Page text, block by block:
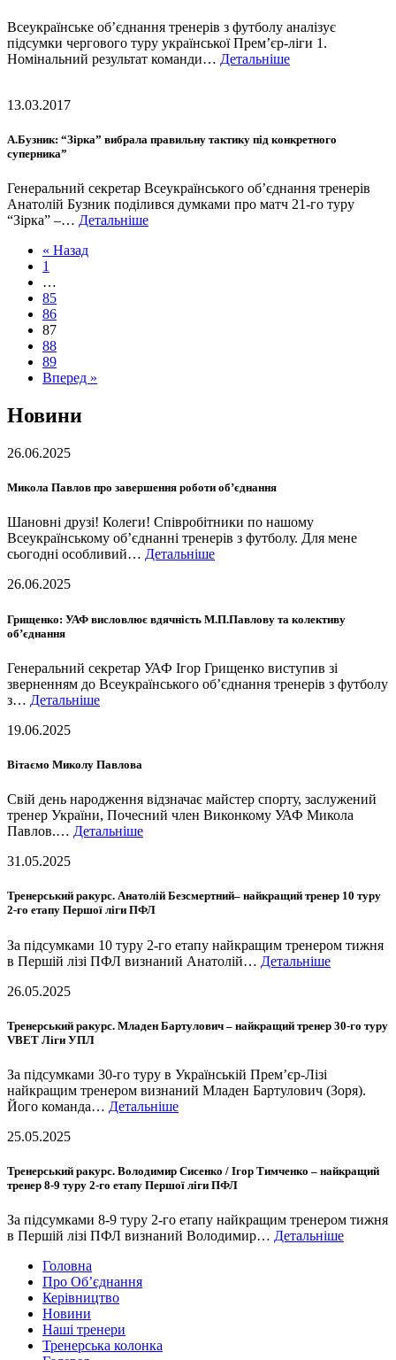
Всеукраїнське об’єднання тренерів з футболу аналізує
підсумки чергового туру української Прем’єр-ліги 1.
Номінальний результат команди… Детальніше
13.03.2017
А.Бузник: “Зірка” вибрала правильну тактику під конкретного
суперника”
Генеральний секретар Всеукраїнського об’єднання тренерів
Анатолій Бузник поділився думками про матч 21-го туру
“Зірка” –… Детальніше
« Назад
1
…
85
86
87
88
89
Вперед »
Новини
26.06.2025
Микола Павлов про завершення роботи об’єднання
Шановні друзі! Колеги! Співробітники по нашому
Всеукраїнському об’єднанні тренерів з футболу. Для мене
сьогодні особливий… Детальніше
26.06.2025
Грищенко: УАФ висловлює вдячність М.П.Павлову та колективу
об’єднання
Генеральний секретар УАФ Ігор Грищенко виступив зі
зверненням до Всеукраїнського об’єднання тренерів з футболу
з… Детальніше
19.06.2025
Вітаємо Миколу Павлова
Свій день народження відзначає майстер спорту, заслужений
тренер України, Почесний член Виконкому УАФ Микола
Павлов.… Детальніше
31.05.2025
Тренерський ракурс. Анатолій Безсмертний– найкращий тренер 10 туру
2-го етапу Першої ліги ПФЛ
За підсумками 10 туру 2-го етапу найкращим тренером тижня
в Першій лізі ПФЛ визнаний Анатолій… Детальніше
26.05.2025
Тренерський ракурс. Младен Бартулович – найкращий тренер 30-го туру
VBET Ліги УПЛ
За підсумками 30-го туру в Українській Прем’єр-Лізі
найкращим тренером визнаний Младен Бартулович (Зоря).
Його команда… Детальніше
25.05.2025
Тренерський ракурс. Володимир Сисенко / Ігор Тимченко – найкращий
тренер 8-9 туру 2-го етапу Першої ліги ПФЛ
За підсумками 8-9 туру 2-го етапу найкращим тренером тижня
в Першій лізі ПФЛ визнаний Володимир… Детальніше
Головна
Про Об’єднання
Керівництво
Новини
Наші тренери
Тренерська колонка